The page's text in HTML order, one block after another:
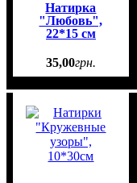
Натирка
"Любовь",
22*15 см
35,00грн.